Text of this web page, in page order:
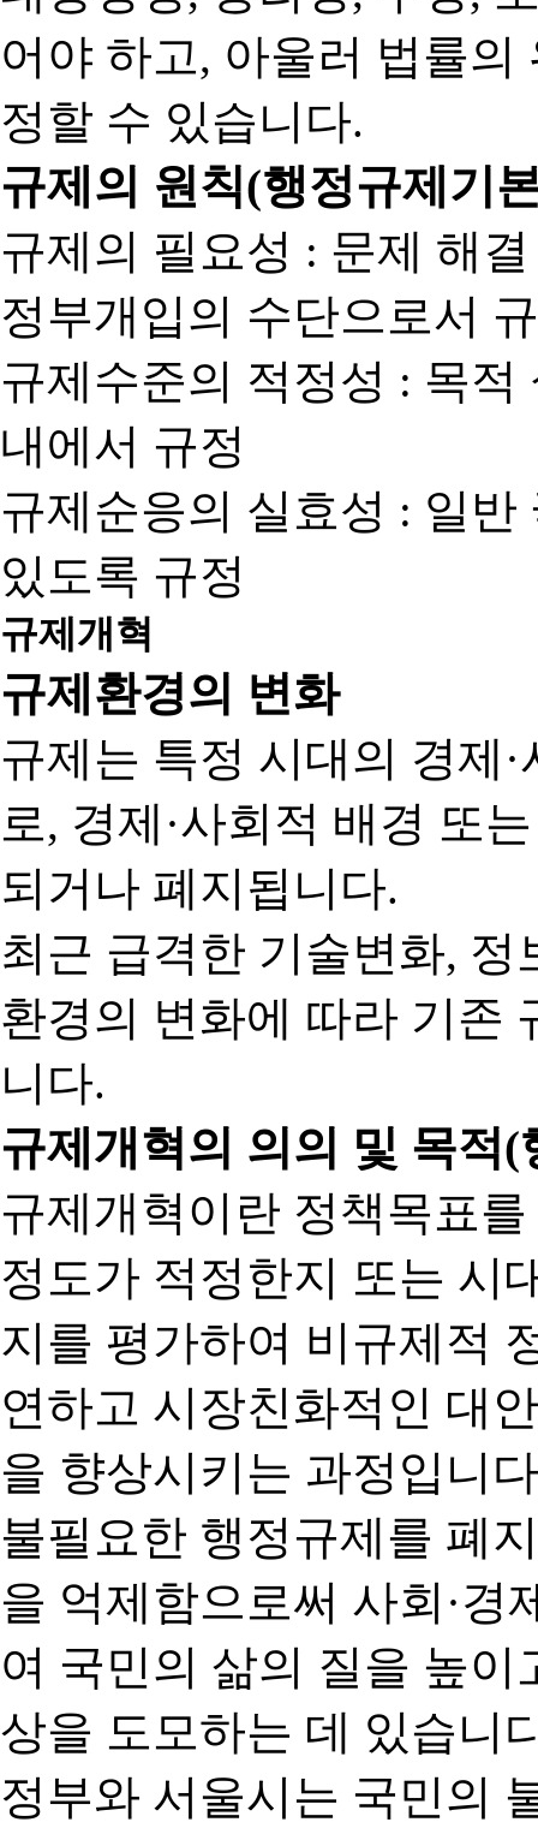
어야 하고, 아울러 법률
정할 수 있습니다.
규제의 원칙(행정규제기
규제의 필요성 : 문제 해
정부개입의 수단으로서
규제수준의 적정성 : 목
내에서 규정
규제순응의 실효성 : 일
있도록 규정
규제개혁
규제환경의 변화
규제는 특정 시대의 경제
로, 경제·사회적 배경 또
되거나 폐지됩니다.
최근 급격한 기술변화,
환경의 변화에 따라 기존
니다.
규제개혁의 의의 및 목적
규제개혁이란 정책목표
정도가 적정한지 또는 시
지를 평가하여 비규제적
연하고 시장친화적인 대
을 향상시키는 과정입니
불필요한 행정규제를 폐
을 억제함으로써 사회·경
여 국민의 삶의 질을 높
상을 도모하는 데 있습니
정부와 서울시는 국민의